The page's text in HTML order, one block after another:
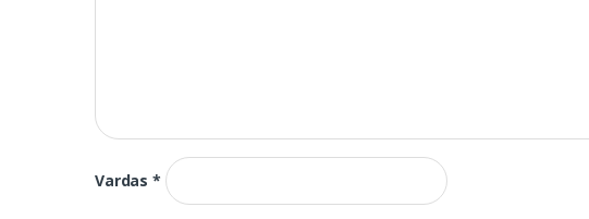
Vardas*